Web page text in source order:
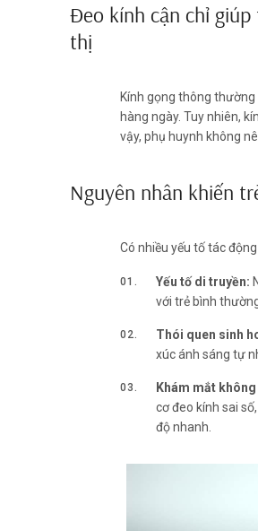
Đeo kính cận chỉ
thị
Kính gọng thông
hàng ngày. Tuy nhiên,
vậy, phụ huynh không
Nguyên nhân khiến
Có nhiều yếu tố tác
Yếu tố di truyền:
với trẻ bình
Thói quen sinh
xúc ánh sáng tự
Khám mắt
cơ đeo kính sai
độ nhanh.